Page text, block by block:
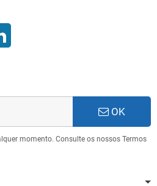
OK
momento. Consulte os nossos Termos